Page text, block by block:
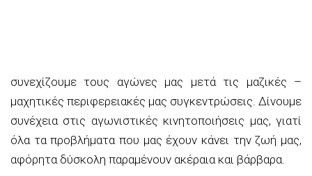
συνεχίζουμε τους αγώνες μας μετά τις μαζικές –
μαχητικές περιφερειακές μας συγκεντρώσεις. Δίνουμε
συνέχεια στις αγωνιστικές κινητοποιήσεις μας, γιατί
όλα τα προβλήματα που μας έχουν κάνει την ζωή μας,
αφόρητα δύσκολη παραμένουν ακέραια και βάρβαρα.